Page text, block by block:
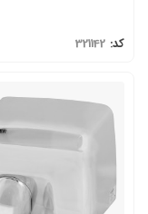
کد: 321142